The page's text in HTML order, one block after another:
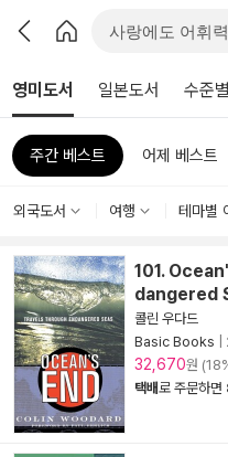
영미도서 일본도서 수준
주간 베스트 어제 베스트
외국도서 여행 테마별
101.
dangered
콜린 우다드
Basic Books
32,670원
택배로 주문하면